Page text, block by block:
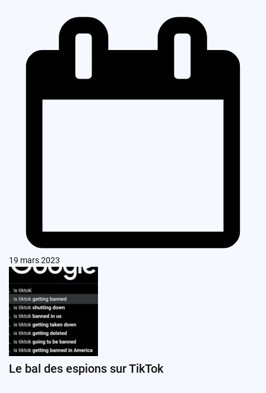
19 mars 2023
Le bal des espions sur TikTok